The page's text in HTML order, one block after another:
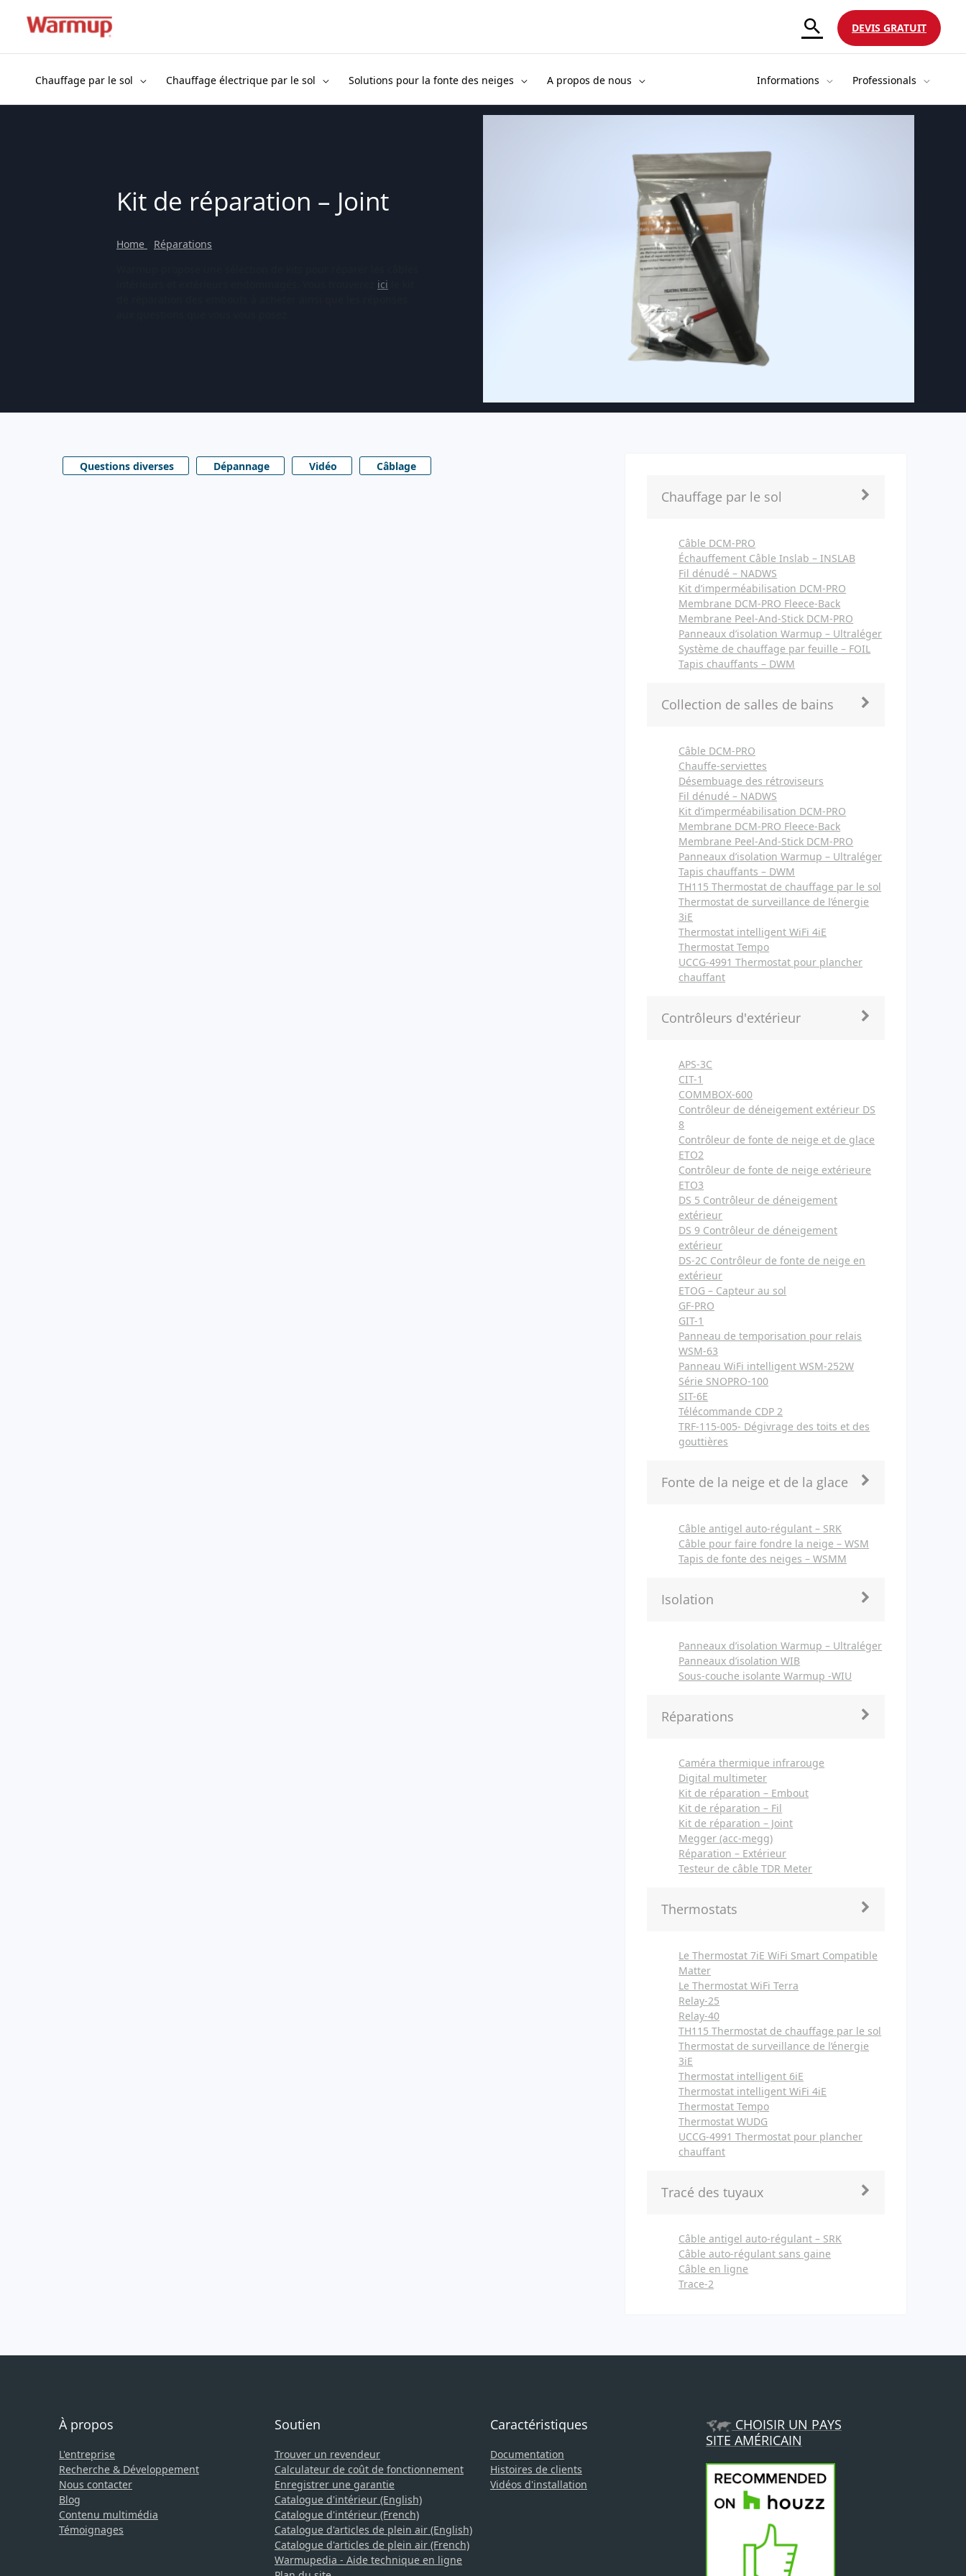
contenu
DEVIS GRATUIT
Chauffage par le sol Chauffage électrique par le sol Solutions pour la fonte des neiges A propos de nous Informations Professionals
Kit de réparation – Joint
Home
Réparations
ici
Questions diverses Dépannage Vidéo Câblage
Chauffage par le sol
Câble DCM-PRO
Échauffement Câble Inslab – INSLAB
Fil dénudé – NADWS
Kit d’imperméabilisation DCM-PRO
Membrane DCM-PRO Fleece-Back
Membrane Peel-And-Stick DCM-PRO
Panneaux d’isolation Warmup – Ultraléger
Système de chauffage par feuille – FOIL
Tapis chauffants – DWM
Collection de salles de bains
Câble DCM-PRO
Chauffe-serviettes
Désembuage des rétroviseurs
Fil dénudé – NADWS
Kit d’imperméabilisation DCM-PRO
Membrane DCM-PRO Fleece-Back
Membrane Peel-And-Stick DCM-PRO
Panneaux d’isolation Warmup – Ultraléger
Tapis chauffants – DWM
TH115 Thermostat de chauffage par le sol
Thermostat de surveillance de l’énergie
3iE
Thermostat intelligent WiFi 4iE
Thermostat Tempo
UCCG-4991 Thermostat pour plancher
chauffant
Contrôleurs d'extérieur
APS-3C
CIT-1
COMMBOX-600
Contrôleur de déneigement extérieur DS
8
Contrôleur de fonte de neige et de glace
ETO2
Contrôleur de fonte de neige extérieure
ETO3
DS 5 Contrôleur de déneigement
extérieur
DS 9 Contrôleur de déneigement
extérieur
DS-2C Contrôleur de fonte de neige en
extérieur
ETOG – Capteur au sol
GF-PRO
GIT-1
Panneau de temporisation pour relais
WSM-63
Panneau WiFi intelligent WSM-252W
Série SNOPRO-100
SIT-6E
Télécommande CDP 2
TRF-115-005- Dégivrage des toits et des
gouttières
Fonte de la neige et de la glace
Câble antigel auto-régulant – SRK
Câble pour faire fondre la neige – WSM
Tapis de fonte des neiges – WSMM
Isolation
Panneaux d’isolation Warmup – Ultraléger
Panneaux d’isolation WIB
Sous-couche isolante Warmup -WIU
Réparations
Caméra thermique infrarouge
Digital multimeter
Kit de réparation – Embout
Kit de réparation – Fil
Kit de réparation – Joint
Megger (acc-megg)
Réparation – Extérieur
Testeur de câble TDR Meter
Thermostats
Le Thermostat 7iE WiFi Smart Compatible
Matter
Le Thermostat WiFi Terra
Relay-25
Relay-40
TH115 Thermostat de chauffage par le sol
Thermostat de surveillance de l’énergie
3iE
Thermostat intelligent 6iE
Thermostat intelligent WiFi 4iE
Thermostat Tempo
Thermostat WUDG
UCCG-4991 Thermostat pour plancher
chauffant
Tracé des tuyaux
Câble antigel auto-régulant – SRK
Câble auto-régulant sans gaine
Câble en ligne
Trace-2
À propos
L'entreprise
Recherche & Développement
Nous contacter
Blog
Contenu multimédia
Témoignages
Soutien
Trouver un revendeur
Calculateur de coût de fonctionnement
Enregistrer une garantie
Catalogue d'intérieur (English)
Catalogue d'intérieur (French)
Catalogue d'articles de plein air (English)
Catalogue d'articles de plein air (French)
Warmupedia - Aide technique en ligne
Caractéristiques
Documentation
Histoires de clients
Vidéos d'installation
CHOISIR UN PAYS
SITE AMÉRICAIN